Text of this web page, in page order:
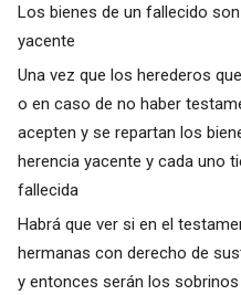
Los bienes de un fallecido
yacente
Una vez que los herederos
o en caso de no haber
acepten y se repartan los
herencia yacente y cada uno
fallecida
Habrá que ver si en el
hermanas con derecho de
y entonces serán los